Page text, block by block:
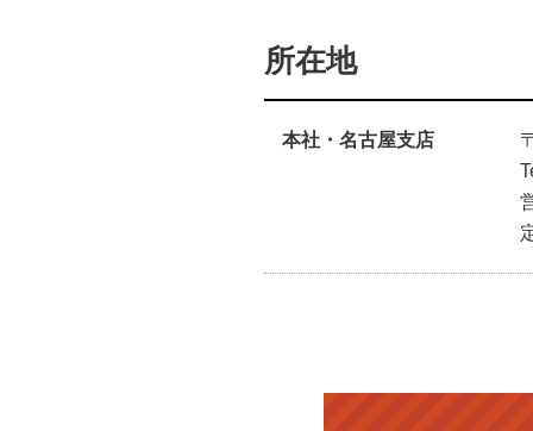
所在地
本社・名古屋支店